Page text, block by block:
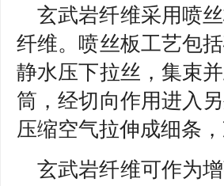
玄武岩纤维采用喷
纤维。喷丝板工艺包
静水压下拉丝，集束
筒，经切向作用进入
压缩空气拉伸成细条
玄武岩纤维可作为